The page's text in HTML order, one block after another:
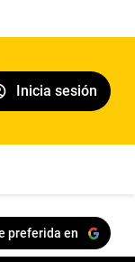
Inicia sesión
preferida en